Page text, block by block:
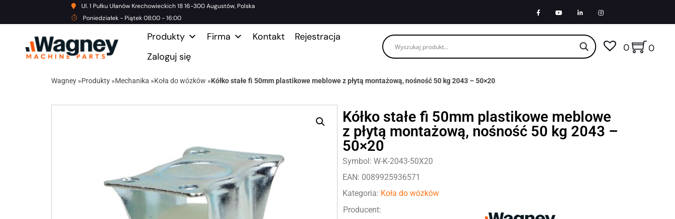
Ul. 1 Pułku Ułanów Krechowieckich 18 16-300 Augustów, Polska
Poniedziałek - Piątek 08:00 - 16:00
Produkty Firma Kontakt
Rejestracja
Zaloguj się
0 0
Wagney »Produkty »Mechanika »Koła do wózków »Kółko stałe fi 50mm plastikowe meblowe z płytą montażową, nośność 50 kg 2043 – 50×20
Kółko stałe fi 50mm plastikowe meblowe
z płytą montażową, nośność 50 kg 2043 –
50×20
Symbol: W-K-2043-50X20
EAN: 0089925936571
Kategoria: Koła do wózków
Producent: